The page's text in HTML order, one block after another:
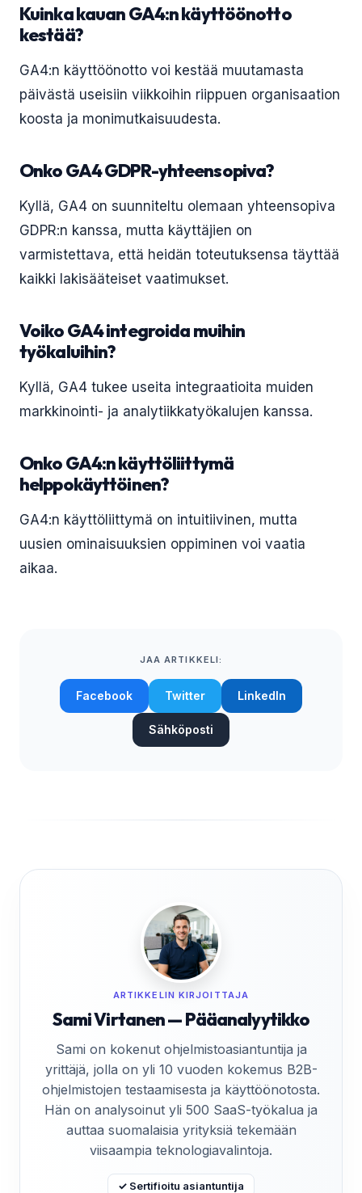
Kuinka kauan GA4:n käyttöönotto
kestää?
GA4:n käyttöönotto voi kestää muutamasta
päivästä useisiin viikkoihin riippuen organisaation
koosta ja monimutkaisuudesta.
Onko GA4 GDPR-yhteensopiva?
Kyllä, GA4 on suunniteltu olemaan yhteensopiva
GDPR:n kanssa, mutta käyttäjien on
varmistettava, että heidän toteutuksensa täyttää
kaikki lakisääteiset vaatimukset.
Voiko GA4 integroida muihin
työkaluihin?
Kyllä, GA4 tukee useita integraatioita muiden
markkinointi- ja analytiikkatyökalujen kanssa.
Onko GA4:n käyttöliittymä
helppokäyttöinen?
GA4:n käyttöliittymä on intuitiivinen, mutta
uusien ominaisuuksien oppiminen voi vaatia
aikaa.
JAA ARTIKKELI:
Facebook Twitter LinkedIn
Sähköposti
ARTIKKELIN KIRJOITTAJA
Sami Virtanen — Pääanalyytikko
Sami on kokenut ohjelmistoasiantuntija ja
yrittäjä, jolla on yli 10 vuoden kokemus B2B-
ohjelmistojen testaamisesta ja käyttöönotosta.
Hän on analysoinut yli 500 SaaS-työkalua ja
auttaa suomalaisia yrityksiä tekemään
viisaampia teknologiavalintoja.
✓ Sertifioitu asiantuntija